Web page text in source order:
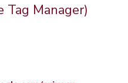
Tag Manager)